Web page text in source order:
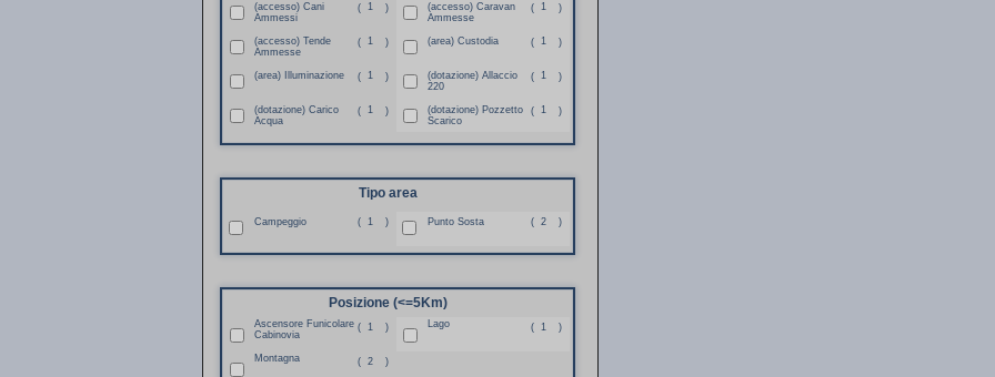
(accesso) Cani
Ammessi
( 1 )
(accesso) Caravan
Ammesse
( 1 )
(accesso) Tende
Ammesse
( 1 ) (area) Custodia ( 1 )
(area) Illuminazione ( 1 )
(dotazione) Allaccio
220
( 1 )
(dotazione) Carico
Acqua
( 1 )
(dotazione) Pozzetto
Scarico
( 1 )
Tipo area
Campeggio ( 1 ) Punto Sosta ( 2 )
Posizione (<=5Km)
Ascensore Funicolare
Cabinovia
( 1 ) Lago ( 1 )
Montagna ( 2 )